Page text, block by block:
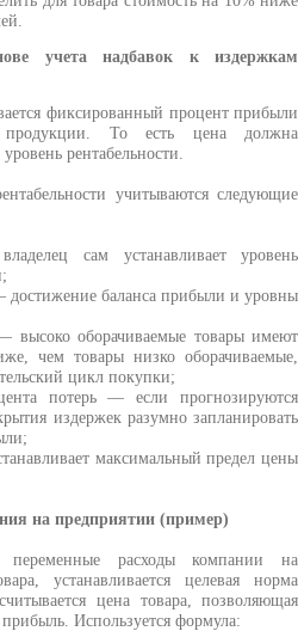
учета надбавок к издержкам
фиксированный процент прибыли
То есть цена должна
рентабельности.
учитываются следующие
сам устанавливает уровень
баланса прибыли и уровны
высоко оборачиваемые товары имеют
чем товары низко оборачиваемые,
цикл покупки;
потерь — если прогнозируются
издержек разумно запланировать
максимальный предел цены
на предприятии (пример)
переменные расходы компании на
устанавливается целевая норма
цена товара, позволяющая
Используется формула: